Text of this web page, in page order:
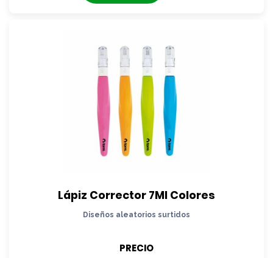
Lápiz Corrector 7Ml Colores
Diseños aleatorios surtidos
PRECIO